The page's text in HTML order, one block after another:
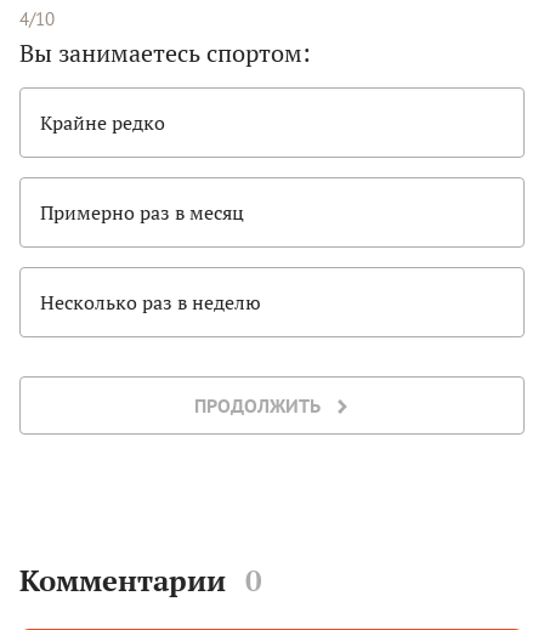
4/10
Вы занимаетесь спортом:
Крайне редко
Примерно раз в месяц
Несколько раз в неделю
ПРОДОЛЖИТЬ
Комментарии 0